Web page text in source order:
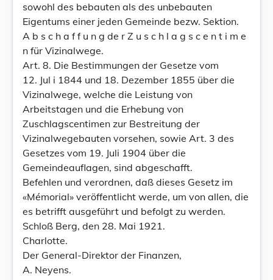
sowohl des bebauten als des unbebauten
Eigentums einer jeden Gemeinde bezw. Sektion.
A b s c h a f f u n g de r Z u s c h l a g s c e n t i m e
n für Vizinalwege.
Art. 8. Die Bestimmungen der Gesetze vom
12. Jul i 1844 und 18. Dezember 1855 über die
Vizinalwege, welche die Leistung von
Arbeitstagen und die Erhebung von
Zuschlagscentimen zur Bestreitung der
Vizinalwegebauten vorsehen, sowie Art. 3 des
Gesetzes vom 19. Juli 1904 über die
Gemeindeauflagen, sind abgeschafft.
Befehlen und verordnen, daß dieses Gesetz im
«Mémorial» veröffentlicht werde, um von allen, die
es betrifft ausgeführt und befolgt zu werden.
Schloß Berg, den 28. Mai 1921.
Charlotte.
Der General-Direktor der Finanzen,
A. Neyens.